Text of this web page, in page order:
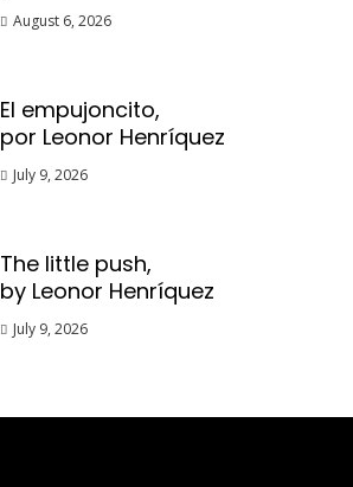
August 6, 2026
El empujoncito,
por Leonor Henríquez
July 9, 2026
The little push,
by Leonor Henríquez
July 9, 2026